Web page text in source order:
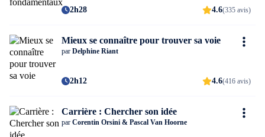
2h28 4.6(335 avis)
Mieux se connaître pour trouver sa voie
par Delphine Riant
2h12 4.6(416 avis)
Carrière : Chercher son idée
par Corentin Orsini & Pascal Van Hoorne